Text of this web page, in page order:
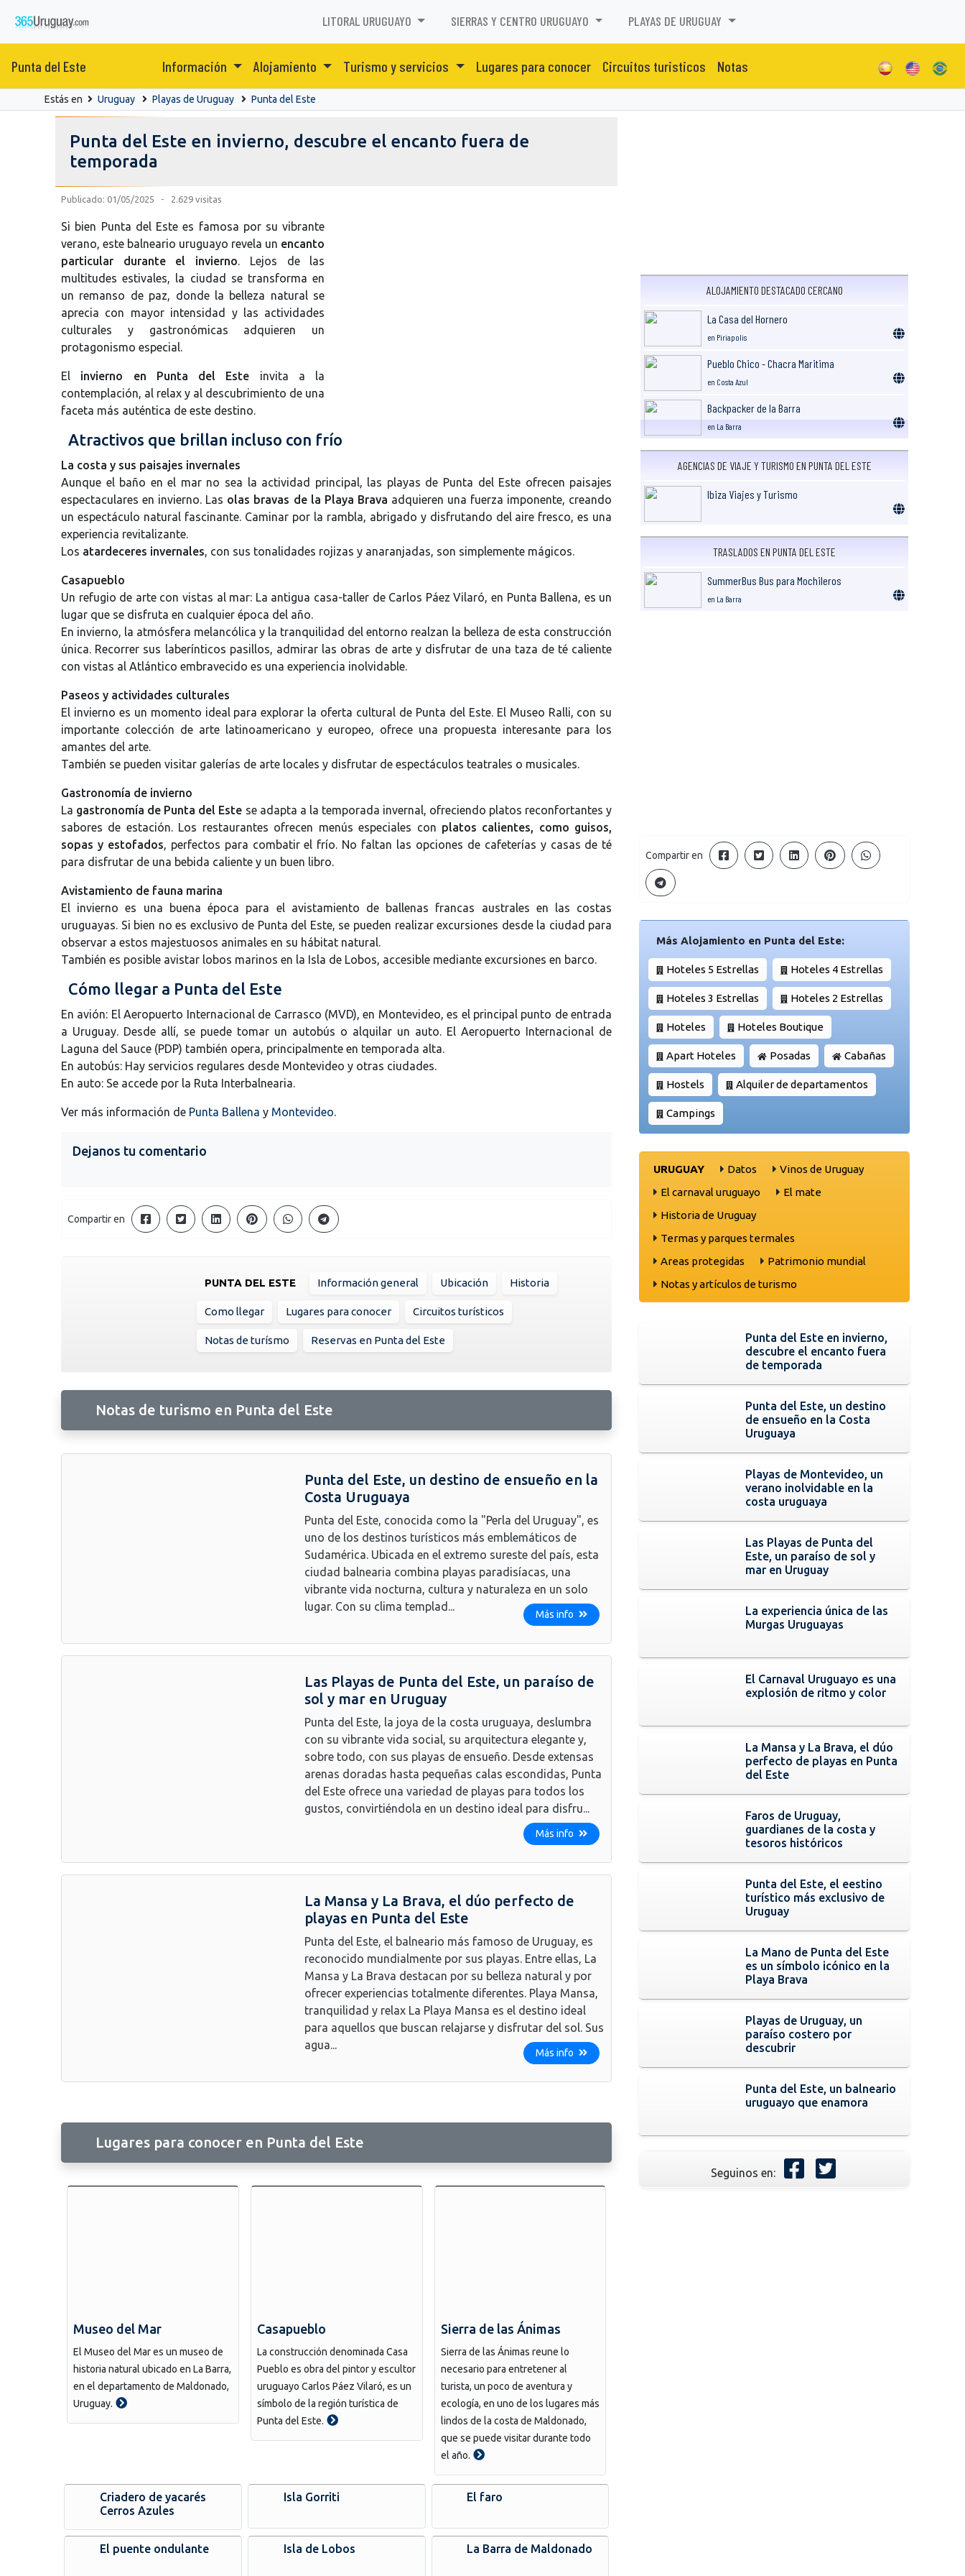
LITORAL URUGUAYO SIERRAS Y CENTRO URUGUAYO PLAYAS DE URUGUAY
Punta del Este Información Alojamiento Turismo y servicios Lugares para conocer Circuitos turisticos Notas
Estás en Uruguay Playas de Uruguay Punta del Este
Punta del Este en invierno, descubre el encanto fuera de
temporada
Publicado: 01/05/2025 - 2.629 visitas
Si bien Punta del Este es famosa por su vibrante
verano, este balneario uruguayo revela un encanto
particular durante el invierno. Lejos de las
multitudes estivales, la ciudad se transforma en
un remanso de paz, donde la belleza natural se
aprecia con mayor intensidad y las actividades
culturales y gastronómicas adquieren un
protagonismo especial.
El invierno en Punta del Este invita a la
contemplación, al relax y al descubrimiento de una
faceta más auténtica de este destino.
Atractivos que brillan incluso con frío
La costa y sus paisajes invernales
Aunque el baño en el mar no sea la actividad principal, las playas de Punta del Este ofrecen paisajes
espectaculares en invierno. Las olas bravas de la Playa Brava adquieren una fuerza imponente, creando
un espectáculo natural fascinante. Caminar por la rambla, abrigado y disfrutando del aire fresco, es una
experiencia revitalizante.
Los atardeceres invernales, con sus tonalidades rojizas y anaranjadas, son simplemente mágicos.
Casapueblo
Un refugio de arte con vistas al mar: La antigua casa-taller de Carlos Páez Vilaró, en Punta Ballena, es un
lugar que se disfruta en cualquier época del año.
En invierno, la atmósfera melancólica y la tranquilidad del entorno realzan la belleza de esta construcción
única. Recorrer sus laberínticos pasillos, admirar las obras de arte y disfrutar de una taza de té caliente
con vistas al Atlántico embravecido es una experiencia inolvidable.
Paseos y actividades culturales
El invierno es un momento ideal para explorar la oferta cultural de Punta del Este. El Museo Ralli, con su
importante colección de arte latinoamericano y europeo, ofrece una propuesta interesante para los
amantes del arte.
También se pueden visitar galerías de arte locales y disfrutar de espectáculos teatrales o musicales.
Gastronomía de invierno
La gastronomía de Punta del Este se adapta a la temporada invernal, ofreciendo platos reconfortantes y
sabores de estación. Los restaurantes ofrecen menús especiales con platos calientes, como guisos,
sopas y estofados, perfectos para combatir el frío. No faltan las opciones de cafeterías y casas de té
para disfrutar de una bebida caliente y un buen libro.
Avistamiento de fauna marina
El invierno es una buena época para el avistamiento de ballenas francas australes en las costas
uruguayas. Si bien no es exclusivo de Punta del Este, se pueden realizar excursiones desde la ciudad para
observar a estos majestuosos animales en su hábitat natural.
También es posible avistar lobos marinos en la Isla de Lobos, accesible mediante excursiones en barco.
Cómo llegar a Punta del Este
En avión: El Aeropuerto Internacional de Carrasco (MVD), en Montevideo, es el principal punto de entrada
a Uruguay. Desde allí, se puede tomar un autobús o alquilar un auto. El Aeropuerto Internacional de
Laguna del Sauce (PDP) también opera, principalmente en temporada alta.
En autobús: Hay servicios regulares desde Montevideo y otras ciudades.
En auto: Se accede por la Ruta Interbalnearia.
Ver más información de Punta Ballena y Montevideo.
Dejanos tu comentario
Compartir en
PUNTA DEL ESTE Información general Ubicación Historia
Como llegar Lugares para conocer Circuitos turísticos
Notas de turísmo Reservas en Punta del Este
Notas de turismo en Punta del Este
Punta del Este, un destino de ensueño en la
Costa Uruguaya
Punta del Este, conocida como la "Perla del Uruguay", es
uno de los destinos turísticos más emblemáticos de
Sudamérica. Ubicada en el extremo sureste del país, esta
ciudad balnearia combina playas paradisíacas, una
vibrante vida nocturna, cultura y naturaleza en un solo
lugar. Con su clima templad...
Más info
Las Playas de Punta del Este, un paraíso de
sol y mar en Uruguay
Punta del Este, la joya de la costa uruguaya, deslumbra
con su vibrante vida social, su arquitectura elegante y,
sobre todo, con sus playas de ensueño. Desde extensas
arenas doradas hasta pequeñas calas escondidas, Punta
del Este ofrece una variedad de playas para todos los
gustos, convirtiéndola en un destino ideal para disfru...
Más info
La Mansa y La Brava, el dúo perfecto de
playas en Punta del Este
Punta del Este, el balneario más famoso de Uruguay, es
reconocido mundialmente por sus playas. Entre ellas, La
Mansa y La Brava destacan por su belleza natural y por
ofrecer experiencias totalmente diferentes. Playa Mansa,
tranquilidad y relax La Playa Mansa es el destino ideal
para aquellos que buscan relajarse y disfrutar del sol. Sus
agua...
Más info
Lugares para conocer en Punta del Este
Museo del Mar
El Museo del Mar es un museo de
historia natural ubicado en La Barra,
en el departamento de Maldonado,
Uruguay.
Casapueblo
La construcción denominada Casa
Pueblo es obra del pintor y escultor
uruguayo Carlos Páez Vilaró, es un
símbolo de la región turística de
Punta del Este.
Sierra de las Ánimas
Sierra de las Ánimas reune lo
necesario para entretener al
turista, un poco de aventura y
ecología, en uno de los lugares más
lindos de la costa de Maldonado,
que se puede visitar durante todo
el año.
Criadero de yacarés
Cerros Azules
Isla Gorriti El faro
El puente ondulante Isla de Lobos La Barra de Maldonado
ALOJAMIENTO DESTACADO CERCANO
La Casa del Hornero
en Piriapolis
Pueblo Chico - Chacra Maritima
en Costa Azul
Backpacker de la Barra
en La Barra
AGENCIAS DE VIAJE Y TURISMO EN PUNTA DEL ESTE
Ibiza Viajes y Turismo
TRASLADOS EN PUNTA DEL ESTE
SummerBus Bus para Mochileros
en La Barra
Compartir en
Más Alojamiento en Punta del Este:
Hoteles 5 Estrellas Hoteles 4 Estrellas
Hoteles 3 Estrellas Hoteles 2 Estrellas
Hoteles Hoteles Boutique
Apart Hoteles Posadas Cabañas
Hostels Alquiler de departamentos
Campings
URUGUAY Datos
Vinos de Uruguay
El carnaval uruguayo
El mate
Historia de Uruguay
Termas y parques termales
Areas protegidas
Patrimonio mundial
Notas y artículos de turismo
Punta del Este en invierno,
descubre el encanto fuera
de temporada
Punta del Este, un destino
de ensueño en la Costa
Uruguaya
Playas de Montevideo, un
verano inolvidable en la
costa uruguaya
Las Playas de Punta del
Este, un paraíso de sol y
mar en Uruguay
La experiencia única de las
Murgas Uruguayas
El Carnaval Uruguayo es una
explosión de ritmo y color
La Mansa y La Brava, el dúo
perfecto de playas en Punta
del Este
Faros de Uruguay,
guardianes de la costa y
tesoros históricos
Punta del Este, el eestino
turístico más exclusivo de
Uruguay
La Mano de Punta del Este
es un símbolo icónico en la
Playa Brava
Playas de Uruguay, un
paraíso costero por
descubrir
Punta del Este, un balneario
uruguayo que enamora
Seguinos en: